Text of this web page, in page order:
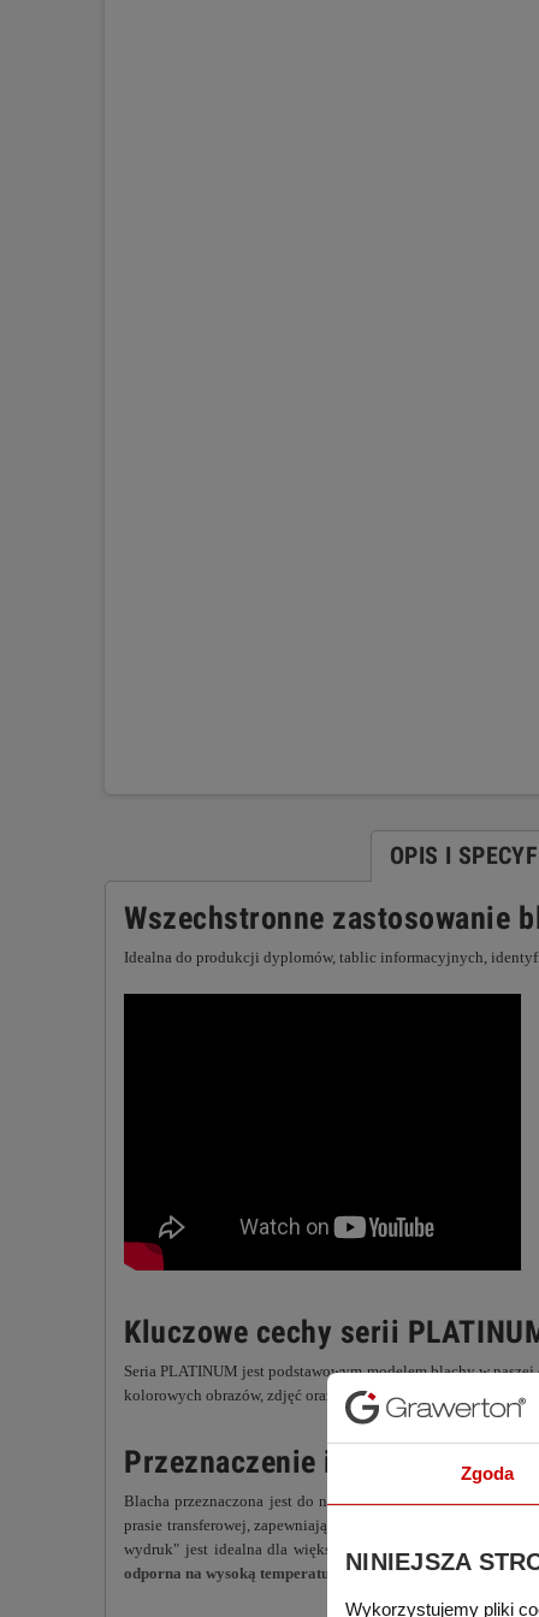
OPIS I
Wszechstronne zastosowanie
Idealna do produkcji dyplomów, tablic informacyjnych,
Kluczowe cechy serii
Seria PLATINUM jest podstawowym modelem blachy w
kolorowych obrazów, zdjęć oraz wysoka rozdzielczość detali i
Przeznaczenie i metoda
Blacha przeznaczona jest do nadruku metodą sublimacji.
prasie transferowej, zapewniającej odpowiednie parametry
wydruk" jest idealna dla większości produktów do
odporna na wysoką temperaturę
.
Zgoda
NINIEJSZA
Wykorzystujemy pliki